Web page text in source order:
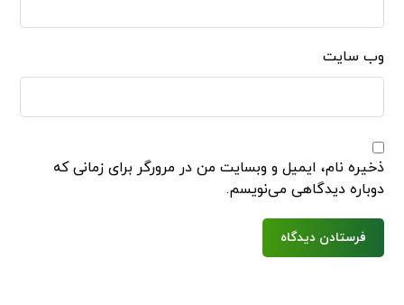
وب‌ سایت
ذخیره نام، ایمیل و وبسایت من در مرورگر برای زمانی که
دوباره دیدگاهی می‌نویسم.
فرستادن دیدگاه